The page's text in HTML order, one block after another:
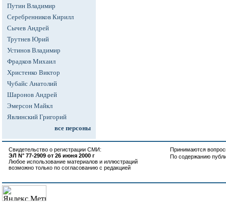
Путин Владимир
Серебренников Кирилл
Сычев Андрей
Трутнев Юрий
Устинов Владимир
Фрадков Михаил
Христенко Виктор
Чубайс Анатолий
Шаронов Андрей
Эмерсон Майкл
Явлинский Григорий
все персоны
Свидетельство о регистрации СМИ:
ЭЛ N° 77-2909 от 26 июня 2000 г
Любое использование материалов и иллюстраций
возможно только по согласованию с редакцией
Принимаются
По содержанию